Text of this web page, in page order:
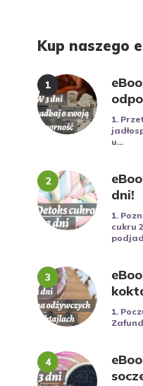
Kup naszego
1.
u...
dni!
1.
cukru
1.